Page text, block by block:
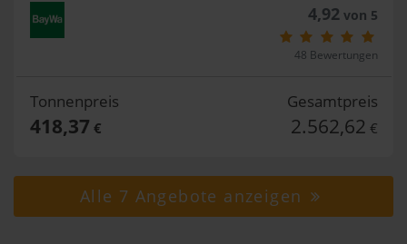
4,92von 5
48 Bewertungen
Tonnenpreis
418,37 €
Gesamtpreis
2.562,62 €
Alle 7 Angebote anzeigen